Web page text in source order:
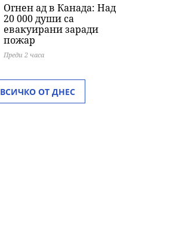
Огнен ад в Канада: Над
20 000 души са
евакуирани заради
пожар
Преди 2 часа
ВСИЧКО ОТ ДНЕС